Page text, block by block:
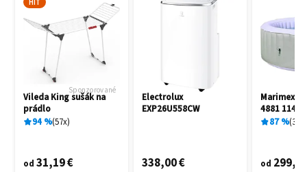
HIT
Sponzorované
Vileda King sušák na
prádlo
94% 57x
od 31,19 €
Electrolux
EXP26U558CW
338,00 €
Marimex
4881
87% 3
od